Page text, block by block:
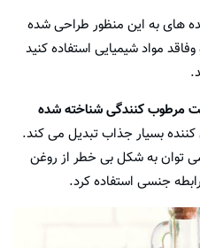
های به این منظور طراحی شده
مواد شیمیایی استفاده کنید
مرطوب کنندگی شناخته شده
کننده بسیار جذاب تبدیل می کند.
می توان به شکل بی خطر از روغن
جنسی استفاده کرد.